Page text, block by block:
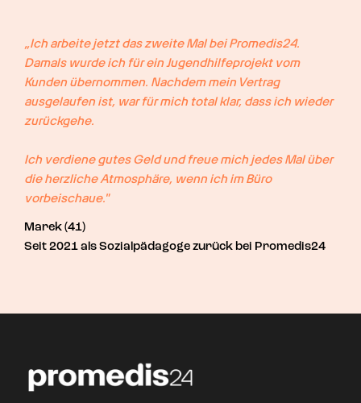
„Ich arbeite jetzt das zweite Mal bei Promedis24.
Damals wurde ich für ein Jugendhilfeprojekt vom
Kunden übernommen. Nachdem mein Vertrag
ausgelaufen ist, war für mich total klar, dass ich wieder
zurückgehe.
Ich verdiene gutes Geld und freue mich jedes Mal über
die herzliche Atmosphäre, wenn ich im Büro
vorbeischaue."
Marek (41)
Seit 2021 als Sozialpädagoge zurück bei Promedis24